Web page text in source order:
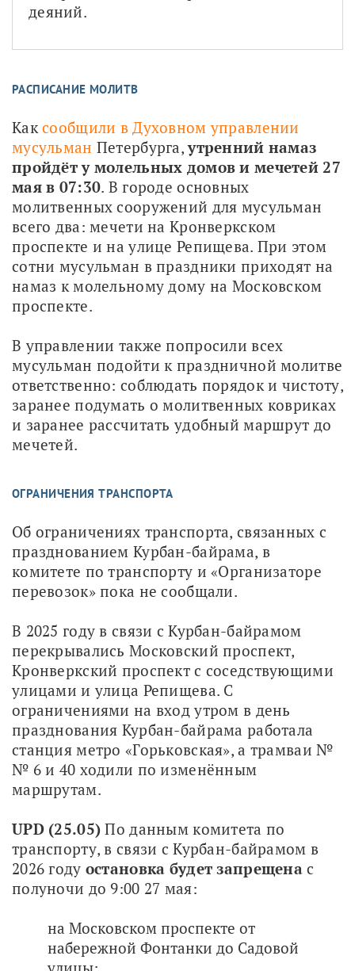
деяний.
РАСПИСАНИЕ МОЛИТВ
Как сообщили в Духовном управлении
мусульман Петербурга, утренний намаз
пройдёт у молельных домов и мечетей 27
мая в 07:30. В городе основных
молитвенных сооружений для мусульман
всего два: мечети на Кронверкском
проспекте и на улице Репищева. При этом
сотни мусульман в праздники приходят на
намаз к молельному дому на Московском
проспекте.
В управлении также попросили всех
мусульман подойти к праздничной молитве
ответственно: соблюдать порядок и чистоту,
заранее подумать о молитвенных ковриках
и заранее рассчитать удобный маршрут до
мечетей.
ОГРАНИЧЕНИЯ ТРАНСПОРТА
Об ограничениях транспорта, связанных с
празднованием Курбан-байрама, в
комитете по транспорту и «Организаторе
перевозок» пока не сообщали.
В 2025 году в связи с Курбан-байрамом
перекрывались Московский проспект,
Кронверкский проспект с соседствующими
улицами и улица Репищева. С
ограничениями на вход утром в день
празднования Курбан-байрама работала
станция метро «Горьковская», а трамваи №
№ 6 и 40 ходили по изменённым
маршрутам.
UPD (25.05) По данным комитета по
транспорту, в связи с Курбан-байрамом в
2026 году остановка будет запрещена с
полуночи до 9:00 27 мая:
на Московском проспекте от
набережной Фонтанки до Садовой